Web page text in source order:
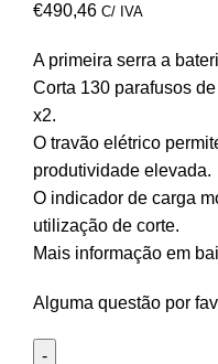
€490,46 C/ IVA
A primeira serra a
Corta 130 parafusos
x2.
O travão elétrico
produtividade elevada.
O indicador de carga
utilização de corte.
Mais informação em
Alguma questão por